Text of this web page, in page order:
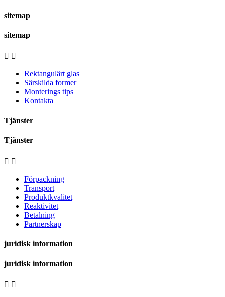
sitemap
sitemap
 
Rektangulärt glas
Särskilda former
Monterings tips
Kontakta
Tjänster
Tjänster
 
Förpackning
Transport
Produktkvalitet
Reaktivitet
Betalning
Partnerskap
juridisk information
juridisk information
 